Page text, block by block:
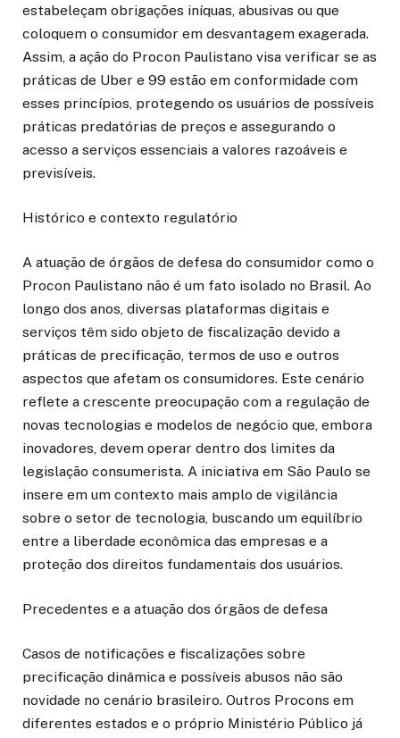
estabeleçam obrigações iníquas, abusivas ou que
coloquem o consumidor em desvantagem exagerada.
Assim, a ação do Procon Paulistano visa verificar se as
práticas de Uber e 99 estão em conformidade com
esses princípios, protegendo os usuários de possíveis
práticas predatórias de preços e assegurando o
acesso a serviços essenciais a valores razoáveis e
previsíveis.
Histórico e contexto regulatório
A atuação de órgãos de defesa do consumidor como o
Procon Paulistano não é um fato isolado no Brasil. Ao
longo dos anos, diversas plataformas digitais e
serviços têm sido objeto de fiscalização devido a
práticas de precificação, termos de uso e outros
aspectos que afetam os consumidores. Este cenário
reflete a crescente preocupação com a regulação de
novas tecnologias e modelos de negócio que, embora
inovadores, devem operar dentro dos limites da
legislação consumerista. A iniciativa em São Paulo se
insere em um contexto mais amplo de vigilância
sobre o setor de tecnologia, buscando um equilíbrio
entre a liberdade econômica das empresas e a
proteção dos direitos fundamentais dos usuários.
Precedentes e a atuação dos órgãos de defesa
Casos de notificações e fiscalizações sobre
precificação dinâmica e possíveis abusos não são
novidade no cenário brasileiro. Outros Procons em
diferentes estados e o próprio Ministério Público já